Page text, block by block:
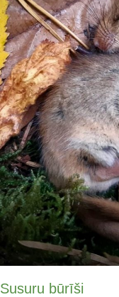
Susuru būrīši